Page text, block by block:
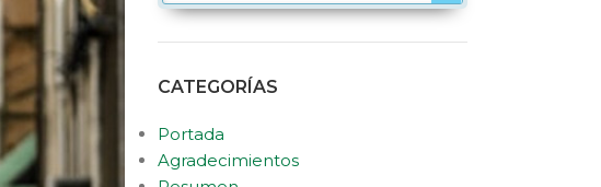
CATEGORÍAS
Portada
Agradecimientos